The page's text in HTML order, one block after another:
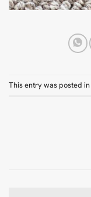
This entry was posted in